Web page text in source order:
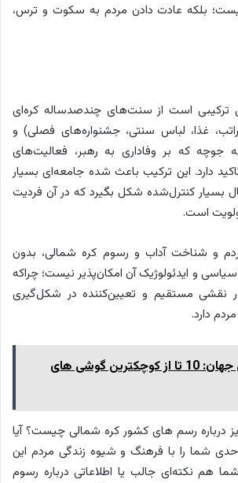
بلکه عادت دادن مردم به سکوت و ترس،
ترکیبی است از سنت‌های چندصدساله کره‌ای
غذا، لباس سنتی، جشنواره‌های فصلی) و
جوچه که بر وفاداری به رهبر، فعالیت‌های
دارد. این ترکیب باعث شده جامعه‌ای بسیار
بسیار کنترل‌شده شکل بگیرد که در آن فردیت
است.
و شناخت آداب و رسوم کره شمالی، بدون
و ایدئولوژیک آن امکان‌پذیر نیست؛ چراکه
نقشی مستقیم و تعیین‌کننده در شکل‌گیری
دارد.
کوچکترین گوشی جهان: 10 تا از کوچکترین گوشی های
درباره رسم های کشور کره شمالی چیست؟ آیا
حدی شما را با فرهنگ و شیوه زندگی مردم این
هم نکته‌ای جالب یا اطلاعاتی درباره رسوم